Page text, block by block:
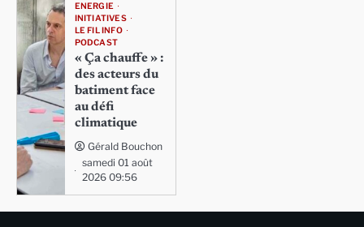
ENERGIE
INITIATIVES
LE FIL INFO
PODCAST
« Ça chauffe » :
des acteurs du
batiment face
au défi
climatique
Gérald Bouchon
samedi 01 août
2026 09:56